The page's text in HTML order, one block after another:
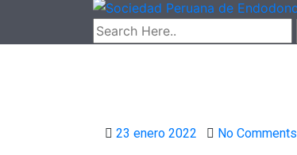
Posted
23 enero 2022 No Comments